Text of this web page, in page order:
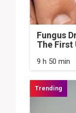
Fungus
The First
9 h 50 min